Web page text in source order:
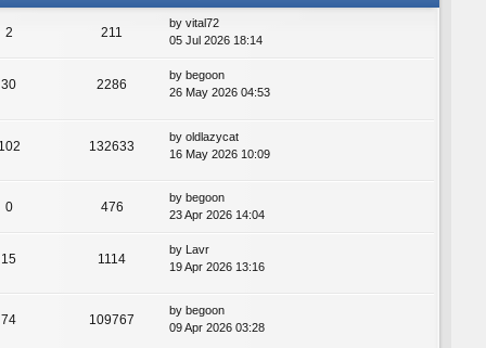
2 211
by vital72
05 Jul 2026 18:14
30 2286
by begoon
26 May 2026 04:53
102 132633
by oldlazycat
16 May 2026 10:09
0 476
by begoon
23 Apr 2026 14:04
15 1114
by Lavr
19 Apr 2026 13:16
74 109767
by begoon
09 Apr 2026 03:28